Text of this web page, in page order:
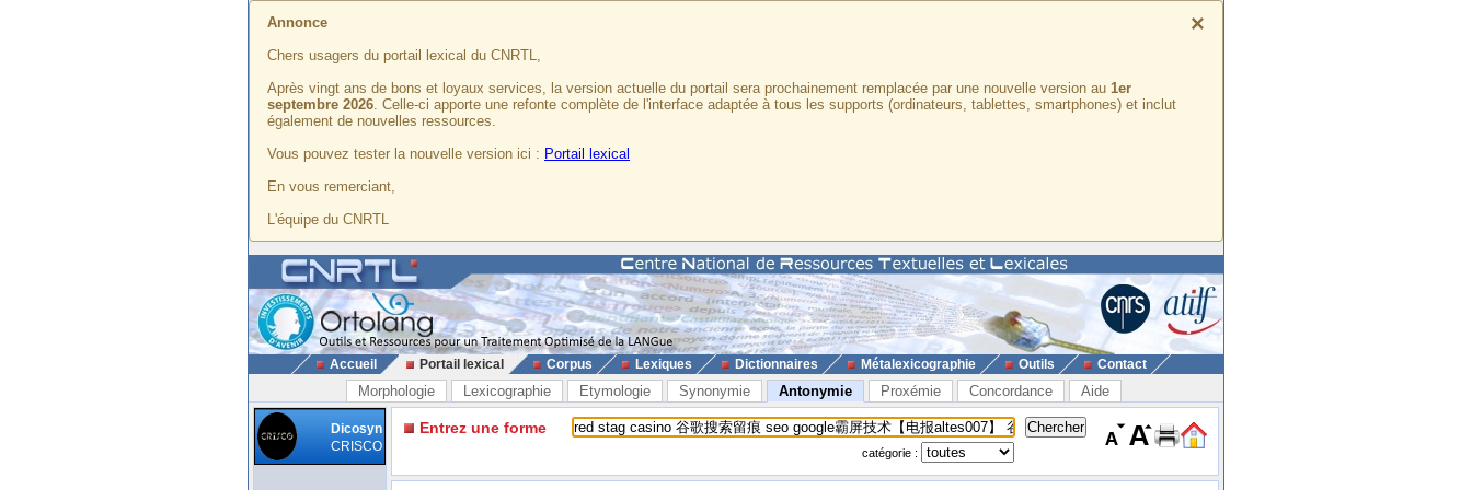
×
Annonce
Chers usagers du portail lexical du CNRTL,
Après vingt ans de bons et loyaux services, la version actuelle du portail sera prochainement remplacée par une nouvelle version au 1er
septembre 2026. Celle-ci apporte une refonte complète de l'interface adaptée à tous les supports (ordinateurs, tablettes, smartphones) et inclut
également de nouvelles ressources.
Vous pouvez tester la nouvelle version ici : Portail lexical
En vous remerciant,
L'équipe du CNRTL
Accueil Portail lexical Corpus Lexiques Dictionnaires Métalexicographie Outils Contact
Morphologie Lexicographie Etymologie Synonymie Antonymie Proxémie Concordance Aide
Dicosyn
CRISCO
Entrez une forme
catégorie :